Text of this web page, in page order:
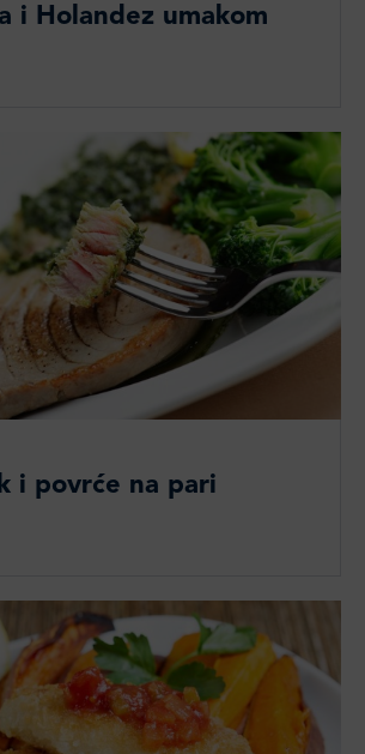
i Holandez umakom
i povrće na pari